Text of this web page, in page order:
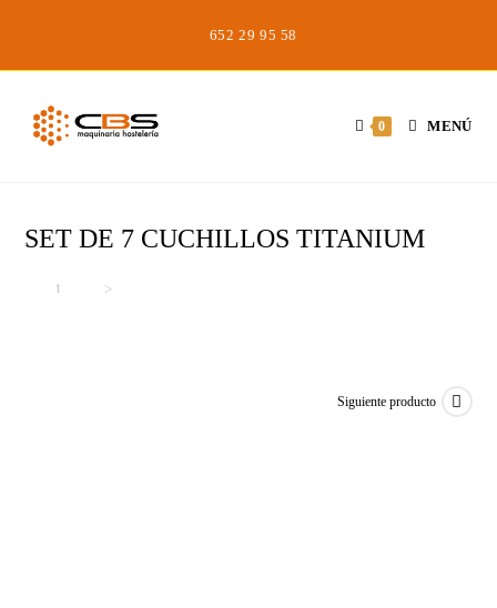
contenido
652 29 95 58
0 MENÚ
SET DE 7 CUCHILLOS TITANIUM
>
Siguiente producto